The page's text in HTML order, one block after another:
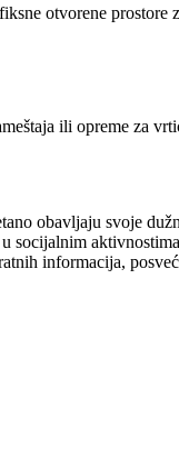
otvorene prostore
ili opreme za
obavljaju svoje
informacija,